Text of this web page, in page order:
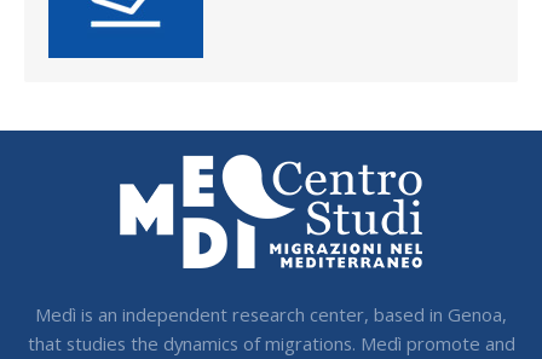
Medì is an independent research center, based in Genoa,
that studies the dynamics of migrations. Medì promote and